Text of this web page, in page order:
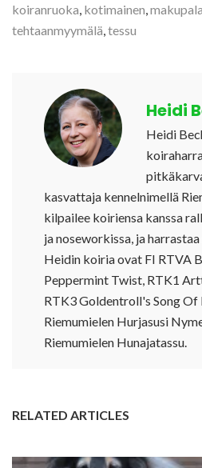
koiranruoka kotimainen
tehtaanmyymälä tessu
Heidi
Heidi
kasvattaja kennelnimellä
kilpailee koiriensa kanssa
ja noseworkissa, ja
Heidin koiria ovat FI RTVA
Peppermint Twist, RTK1
RTK3 Goldentroll's Song Of
Riemumielen Hurjasusi
Riemumielen Hunajatassu.
RELATED ARTICLES